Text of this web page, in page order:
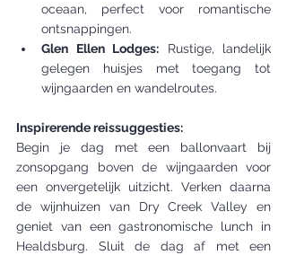
oceaan, perfect voor romantische
ontsnappingen.
Glen Ellen Lodges: Rustige, landelijk
gelegen huisjes met toegang tot
wijngaarden en wandelroutes.
Inspirerende reissuggesties:
Begin je dag met een ballonvaart bij
zonsopgang boven de wijngaarden voor
een onvergetelijk uitzicht. Verken daarna
de wijnhuizen van Dry Creek Valley en
geniet van een gastronomische lunch in
Healdsburg. Sluit de dag af met een